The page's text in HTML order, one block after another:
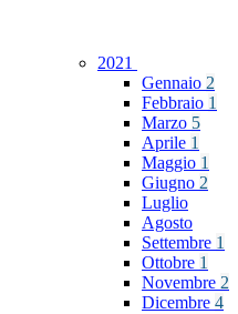
2021
Gennaio 2
Febbraio 1
Marzo 5
Aprile 1
Maggio 1
Giugno 2
Luglio
Agosto
Settembre 1
Ottobre 1
Novembre 2
Dicembre 4